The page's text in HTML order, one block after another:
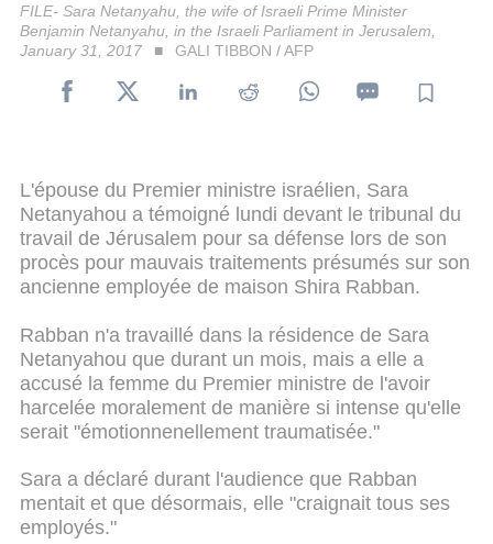
FILE- Sara Netanyahu, the wife of Israeli Prime Minister
Benjamin Netanyahu, in the Israeli Parliament in Jerusalem,
January 31, 2017
GALI TIBBON / AFP
L'épouse du Premier ministre israélien, Sara
Netanyahou a témoigné lundi devant le tribunal du
travail de Jérusalem pour sa défense lors de son
procès pour mauvais traitements présumés sur son
ancienne employée de maison Shira Rabban.
Rabban n'a travaillé dans la résidence de Sara
Netanyahou que durant un mois, mais a elle a
accusé la femme du Premier ministre de l'avoir
harcelée moralement de manière si intense qu'elle
serait "émotionnenellement traumatisée."
Sara a déclaré durant l'audience que Rabban
mentait et que désormais, elle "craignait tous ses
employés."